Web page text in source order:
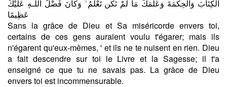
الْكِتَابَ وَالْحِكْمَةَ وَعَلَّمَكَ مَا لَمْ تَكُن تَعْلَمُ ۚ وَكَانَ فَضْلُ اللَّـهِ عَلَيْكَ
عَظِيمًا
Sans la grâce de Dieu et Sa miséricorde envers toi,
certains de ces gens auraient voulu t'égarer; mais ils
n'égarent qu'eux-mêmes, ' et ils ne te nuisent en rien. Dieu
a fait descendre sur toi le Livre et la Sagesse; il t'a
enseigné ce que tu ne savais pas. La grâce de Dieu
envers toi est incommensurable.